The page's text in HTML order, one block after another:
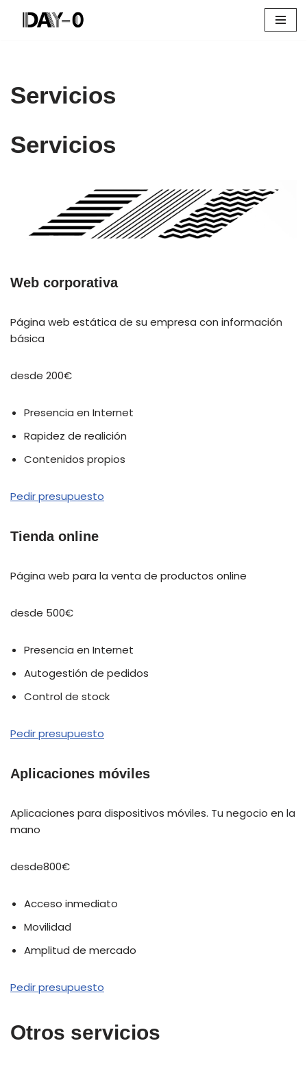
Servicios
Servicios
Web corporativa
Página web estática de su empresa con información
básica
desde 200€
Presencia en Internet
Rapidez de realición
Contenidos propios
Pedir presupuesto
Tienda online
Página web para la venta de productos online
desde 500€
Presencia en Internet
Autogestión de pedidos
Control de stock
Pedir presupuesto
Aplicaciones móviles
Aplicaciones para dispositivos móviles. Tu negocio en la
mano
desde800€
Acceso inmediato
Movilidad
Amplitud de mercado
Pedir presupuesto
Otros servicios